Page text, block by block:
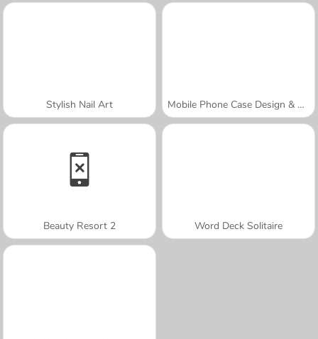
Stylish Nail Art Mobile Phone Case Design & DIY
Beauty Resort 2 Word Deck Solitaire